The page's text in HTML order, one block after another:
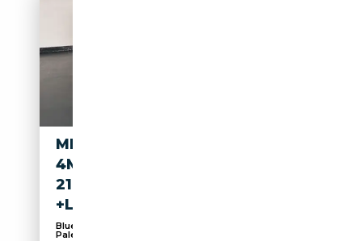
MERCEDES-BENZ ML 500
4MATIC
21"AMG+2.HAND+360°
+LED+AHK+PANO
Bluetooth, Caméra d'aide au stationnement,
Palette...